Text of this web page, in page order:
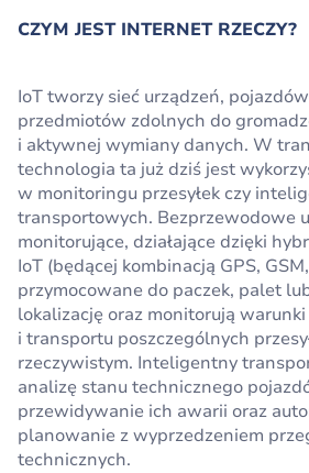
CZYM JEST INTERNET RZECZY?
IoT tworzy sieć urządzeń,
przedmiotów zdolnych do
i aktywnej wymiany danych. W
technologia ta już dziś jest
w monitoringu przesyłek czy
transportowych. Bezprzewodowe
monitorujące, działające dzięki
IoT (będącej kombinacją GPS,
przymocowane do paczek, palet
lokalizację oraz monitorują
i transportu poszczególnych
rzeczywistym. Inteligentny
analizę stanu technicznego
przewidywanie ich awarii oraz
planowanie z wyprzedzeniem
technicznych.